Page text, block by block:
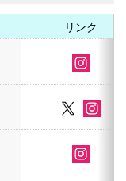
リンク